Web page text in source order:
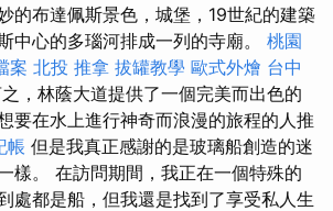
的布達佩斯景色，城堡，19世紀的建築
中心的多瑙河排成一列的寺廟。 桃園
案 北投 推拿 拔罐教學 歐式外燴 台中
，林蔭大道提供了一個完美而出色的
要在水上進行神奇而浪漫的旅程的人推
帳 但是我真正感謝的是玻璃船創造的迷
樣。 在訪問期間，我正在一個特殊的
處都是船，但我還是找到了享受私人生